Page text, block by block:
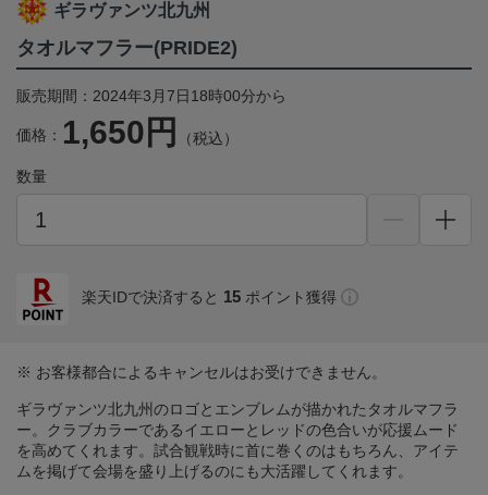
ギラヴァンツ北九州
タオルマフラー(PRIDE2)
販売期間：2024年3月7日18時00分から
価格： 1,650円 （税込）
数量
楽天IDで決済すると 15 ポイント獲得
※ お客様都合によるキャンセルはお受けできません。
ギラヴァンツ北九州のロゴとエンブレムが描かれたタオルマフラ
ー。クラブカラーであるイエローとレッドの色合いが応援ムード
を高めてくれます。試合観戦時に首に巻くのはもちろん、アイテ
ムを掲げて会場を盛り上げるのにも大活躍してくれます。